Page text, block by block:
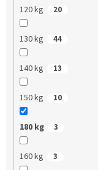
120 kg 20
130 kg 44
140 kg 13
150 kg 10
180 kg 3
160 kg 3